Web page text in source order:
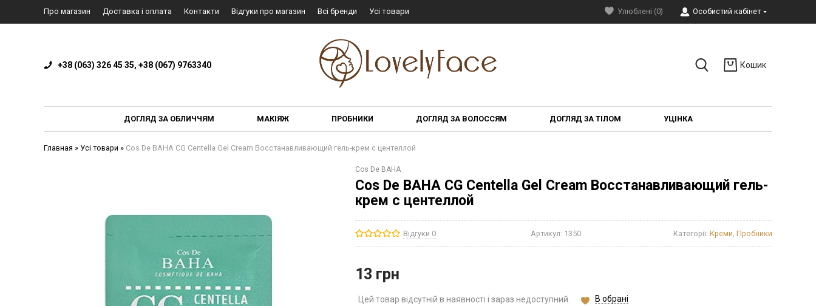
Про магазин Доставка і оплата Контакти Відгуки про магазин Всі бренди Усі товари Улюблені (0) Особистий кабінет
+38 (063) 326 45 35, +38 (067) 9763340 Кошик
ДОГЛЯД ЗА ОБЛИЧЧЯМ МАКІЯЖ ПРОБНИКИ ДОГЛЯД ЗА ВОЛОССЯМ ДОГЛЯД ЗА ТІЛОМ УЦІНКА
Главная » Усі товари » Cos De BAHA CG Centella Gel Cream Восстанавливающий гель-крем с центеллой
Cos De BAHA
Cos De BAHA CG Centella Gel Cream Восстанавливающий гель-
крем с центеллой
Відгуки 0 Артикул: 1350 Категорії: Креми Пробники
13 грн
Цей товар відсутній в наявності і зараз недоступний. В обрані